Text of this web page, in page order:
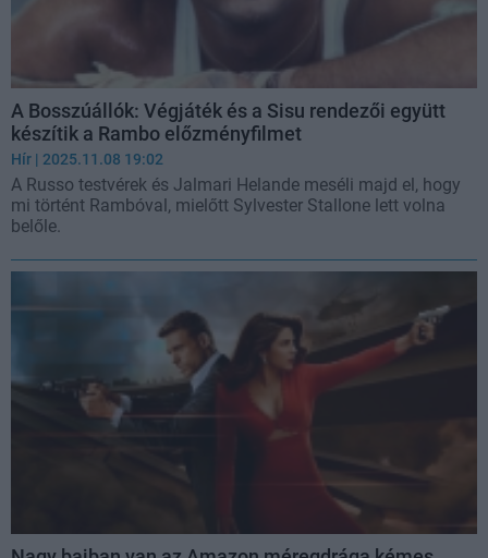
A Bosszúállók: Végjáték és a Sisu rendezői együtt
készítik a Rambo előzményfilmet
Hír | 2025.11.08 19:02
A Russo testvérek és Jalmari Helande meséli majd el, hogy
mi történt Rambóval, mielőtt Sylvester Stallone lett volna
belőle.